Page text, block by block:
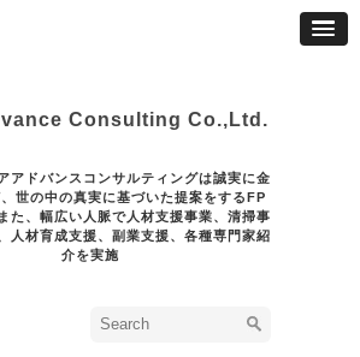
Consulting Co.,Ltd.
アドバンスコンサルティングは誠実に金
世の中の真実に基づいた提案をするFP
た、幅広い人脈で人材支援事業、清掃事
人材育成支援、副業支援、各種専門家紹
介を実施